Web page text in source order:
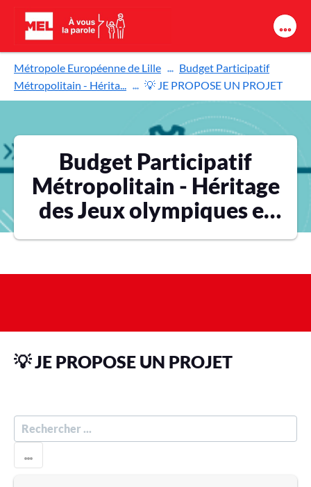
Aller au contenu principal
Métropole Européenne de Lille
Budget Participatif
Métropolitain - Hérita...
💡 JE PROPOSE UN PROJET
Budget Participatif
Métropolitain - Héritage
des Jeux olympiques et
paralympiques 2024
💡 JE PROPOSE UN PROJET
R